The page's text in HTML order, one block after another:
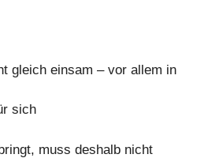
gleich einsam – vor allem in
sich
muss deshalb nicht